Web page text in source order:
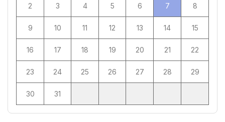
2 3 4 5 6 7 8
9 10 11 12 13 14 15
16 17 18 19 20 21 22
23 24 25 26 27 28 29
30 31